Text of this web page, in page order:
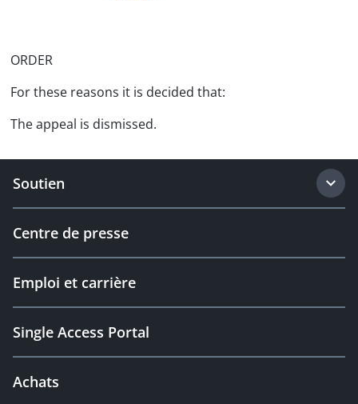
ORDER
For these reasons it is decided that:
The appeal is dismissed.
Soutien
Centre de presse
Emploi et carrière
Single Access Portal
Achats